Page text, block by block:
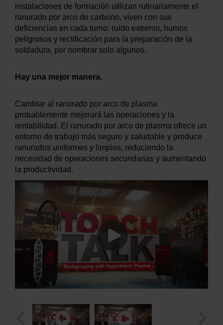
instalaciones de formación utilizan rutinariamente el
ranurado por arco de carbono, viven con sus
deficiencias en cada turno: ruido extremo, humos
peligrosos y rectificación para la preparación de la
soldadura, por nombrar solo algunos.
Hay una mejor manera.
Cambiar al ranurado por arco de plasma
probablemente mejorará las operaciones y la
rentabilidad. El ranurado por arco de plasma ofrece un
entorno de trabajo más seguro y saludable y produce
ranurados uniformes y limpios, reduciendo la
necesidad de operaciones secundarias y aumentando
la productividad.